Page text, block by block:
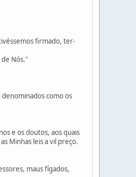
firmado, ter-
Nós."
como os
e os doutos, aos quais
Minhas leis a vil preço.
maus fígados,